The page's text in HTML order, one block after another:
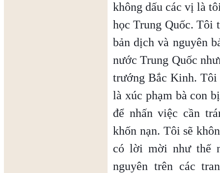
không dấu các vị là
học Trung Quốc. Tôi
bản dịch và nguyên
nước Trung Quốc
trướng Bắc Kinh. Tôi
là xúc phạm bà con
để nhấn việc cần
khốn nạn. Tôi sẽ
có lời mời như thế
nguyên trên các